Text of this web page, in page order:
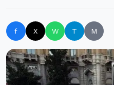
f X W T M